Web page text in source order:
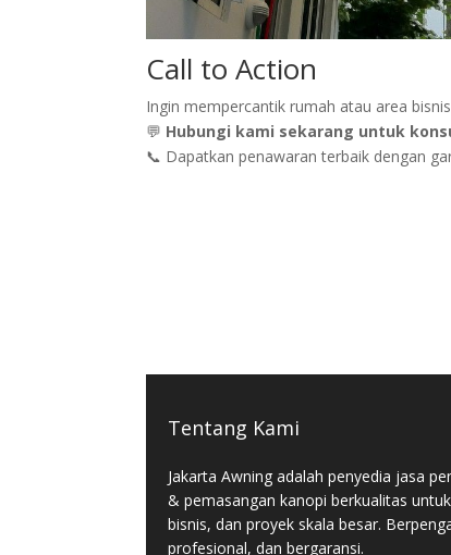
Call to Action
Ingin mempercantik rumah atau area
💬 Hubungi kami sekarang untuk
📞 Dapatkan penawaran terbaik dengan
Tentang Kami
Jakarta Awning adalah penyedia jasa
& pemasangan kanopi berkualitas
bisnis, dan proyek skala besar.
profesional, dan bergaransi.